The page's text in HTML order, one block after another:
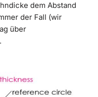
dem Abstand
der Fall (wir
über